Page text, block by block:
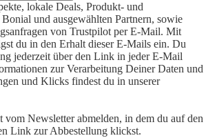
lokale Deals, Produkt- und
und ausgewählten Partnern, sowie
von Trustpilot per E-Mail. Mit
du in den Erhalt dieser E-Mails ein. Du
jederzeit über den Link in jeder E-Mail
zur Verarbeitung Deiner Daten und
und Klicks findest du in unserer
vom Newsletter abmelden, in dem du auf den
Link zur Abbestellung klickst.